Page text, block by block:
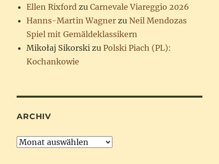
Ellen Rixford zuCarnevale Viareggio 2026
Hanns-Martin Wagner zuNeil Mendozas
Spiel mit Gemäldeklassikern
Mikołaj Sikorski zuPolski Piach (PL):
Kochankowie
ARCHIV
Archiv